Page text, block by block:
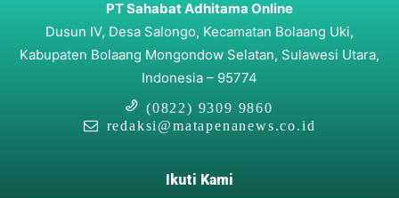
PT Sahabat Adhitama Online
Dusun IV, Desa Salongo, Kecamatan Bolaang Uki,
Kabupaten Bolaang Mongondow Selatan, Sulawesi Utara,
Indonesia – 95774
(0822) 9309 9860
redaksi@matapenanews.co.id
Ikuti Kami